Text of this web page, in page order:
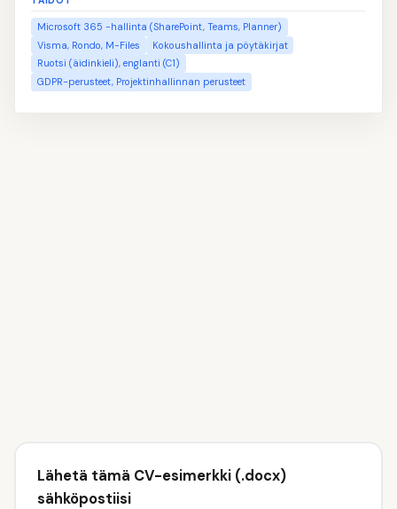
Microsoft 365 -hallinta (SharePoint, Teams, Planner)
Visma, Rondo, M-Files
Kokoushallinta ja pöytäkirjat
Ruotsi (äidinkieli), englanti (C1)
GDPR-perusteet, Projektinhallinnan perusteet
Lähetä tämä CV-esimerkki (.docx)
sähköpostiisi